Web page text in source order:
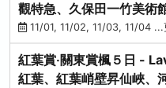
觀特急、久保田一竹美術
杏大道
11/01, 11/02, 11/03, 11/04 ...
紅葉賞‧關東賞楓５日 -
紅葉、紅葉峭壁昇仙峽、